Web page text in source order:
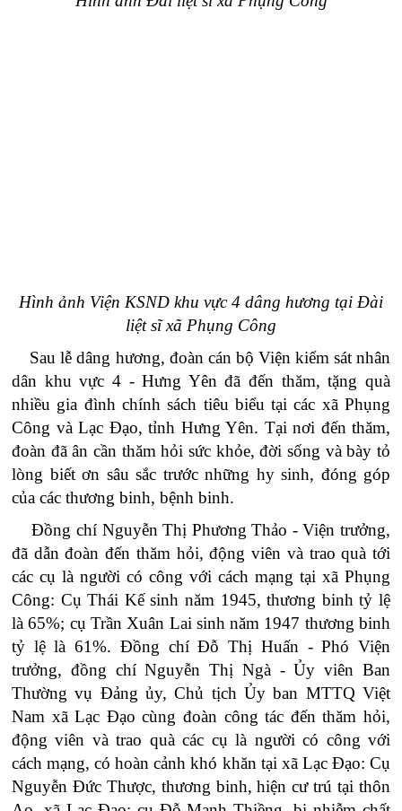
Hình ảnh Viện KSND khu vực 4 dâng hương tại Đài
liệt sĩ xã Phụng Công
Sau lễ dâng hương, đoàn cán bộ Viện kiểm sát nhân
dân khu vực 4 - Hưng Yên đã đến thăm, tặng quà
nhiều gia đình chính sách tiêu biểu tại các xã Phụng
Công và Lạc Đạo, tỉnh Hưng Yên. Tại nơi đến thăm,
đoàn đã ân cần thăm hỏi sức khỏe, đời sống và bày tỏ
lòng biết ơn sâu sắc trước những hy sinh, đóng góp
của các thương binh, bệnh binh.
Đồng chí Nguyễn Thị Phương Thảo - Viện trưởng,
đã dẫn đoàn đến thăm hỏi, động viên và trao quà tới
các cụ là người có công với cách mạng tại xã Phụng
Công: Cụ Thái Kế sinh năm 1945, thương binh tỷ lệ
là 65%; cụ Trần Xuân Lai sinh năm 1947 thương binh
tỷ lệ là 61%. Đồng chí Đỗ Thị Huấn - Phó Viện
trưởng, đồng chí Nguyễn Thị Ngà - Ủy viên Ban
Thường vụ Đảng ủy, Chủ tịch Ủy ban MTTQ Việt
Nam xã Lạc Đạo cùng đoàn công tác đến thăm hỏi,
động viên và trao quà các cụ là người có công với
cách mạng, có hoàn cảnh khó khăn tại xã Lạc Đạo: Cụ
Nguyễn Đức Thược, thương binh, hiện cư trú tại thôn